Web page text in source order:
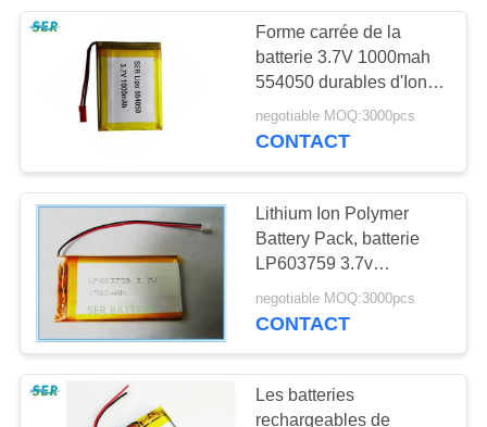
Batterie au lithium
LifePO4
12
Paquet électrique
de batterie de vélo
Forme carrée de la
batterie 3.7V 1000mah
554050 durables d'Ion
Battery And Lithium
Polymer de lithium
negotiable MOQ:3000pcs
CONTACT
Lithium Ion Polymer
Battery Pack, batterie
LP603759 3.7v
1500mah de tablette de
polymère de 063759
negotiable MOQ:3000pcs
CONTACT
Les batteries
rechargeables de